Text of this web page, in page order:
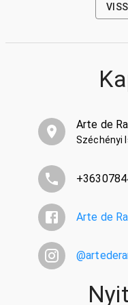
Arte de
Széchényi
Arte de
@